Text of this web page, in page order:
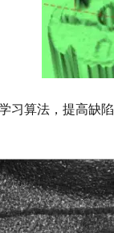
习算法，提高缺